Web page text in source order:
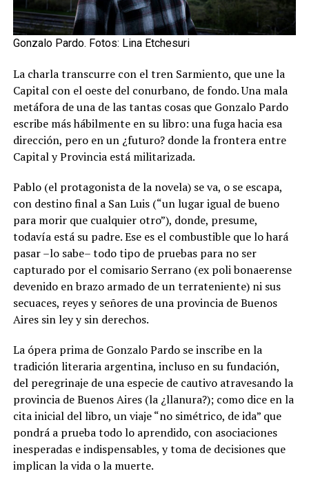
Gonzalo Pardo. Fotos: Lina Etchesuri
La charla transcurre con el tren Sarmiento, que une la
Capital con el oeste del conurbano, de fondo. Una mala
metáfora de una de las tantas cosas que Gonzalo Pardo
escribe más hábilmente en su libro: una fuga hacia esa
dirección, pero en un ¿futuro? donde la frontera entre
Capital y Provincia está militarizada.
Pablo (el protagonista de la novela) se va, o se escapa,
con destino final a San Luis (“un lugar igual de bueno
para morir que cualquier otro”), donde, presume,
todavía está su padre. Ese es el combustible que lo hará
pasar –lo sabe– todo tipo de pruebas para no ser
capturado por el comisario Serrano (ex poli bonaerense
devenido en brazo armado de un terrateniente) ni sus
secuaces, reyes y señores de una provincia de Buenos
Aires sin ley y sin derechos.
La ópera prima de Gonzalo Pardo se inscribe en la
tradición literaria argentina, incluso en su fundación,
del peregrinaje de una especie de cautivo atravesando la
provincia de Buenos Aires (la ¿llanura?); como dice en la
cita inicial del libro, un viaje “no simétrico, de ida” que
pondrá a prueba todo lo aprendido, con asociaciones
inesperadas e indispensables, y toma de decisiones que
implican la vida o la muerte.